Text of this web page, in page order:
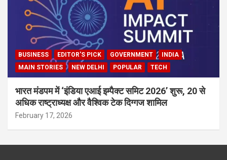
BUSINESS EDITOR'S PICK GOVERNMENT
INDIA
MAIN STORIES
NEW DELHI POPULAR TECH
भारत मंडपम में ‘इंडिया एआई इम्पैक्ट समिट 2026’ शुरू, 20 से
अधिक राष्ट्राध्यक्ष और वैश्विक टेक दिग्गज शामिल
February 17, 2026